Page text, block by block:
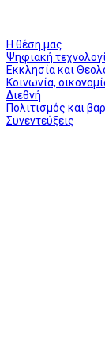
Η θέση μας
Ψηφιακή
Εκκλησία και
Κοινωνία,
Διεθνή
Πολιτισμός και
Συνεντεύξεις